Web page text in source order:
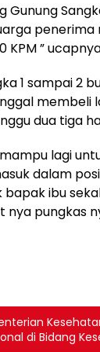
KPM ”
1 sampai 2
membeli
dua tiga
lagi
dalam
bapak ibu
nya pungkas
di Bidang